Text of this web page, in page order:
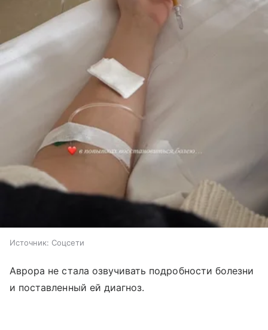
Источник: Соцсети
Аврора не стала озвучивать подробности болезни
и поставленный ей диагноз.